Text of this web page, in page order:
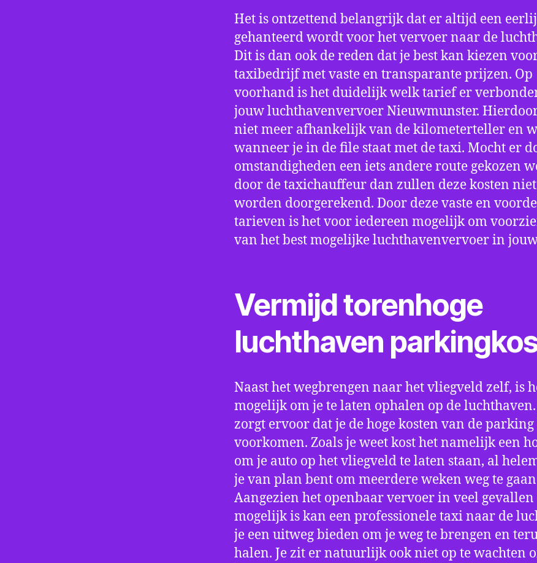
Het is ontzettend belangrijk dat er altijd een
gehanteerd wordt voor het vervoer naar de
Dit is dan ook de reden dat je best kan kiezen
taxibedrijf met vaste en transparante prijzen. Op
voorhand is het duidelijk welk tarief er
jouw luchthavenvervoer Nieuwmunster.
niet meer afhankelijk van de kilometerteller en
wanneer je in de file staat met de taxi. Mocht er
omstandigheden een iets andere route gekozen
door de taxichauffeur dan zullen deze kosten
worden doorgerekend. Door deze vaste en
tarieven is het voor iedereen mogelijk om
van het best mogelijke luchthavenvervoer in
Vermijd torenhoge
luchthaven
Naast het wegbrengen naar het vliegveld zelf, is
mogelijk om je te laten ophalen op de
zorgt ervoor dat je de hoge kosten van de
voorkomen. Zoals je weet kost het namelijk een
om je auto op het vliegveld te laten staan, al
je van plan bent om meerdere weken weg te
Aangezien het openbaar vervoer in veel
mogelijk is kan een professionele taxi naar de
je een uitweg bieden om je weg te brengen en
halen. Je zit er natuurlijk ook niet op te wachten